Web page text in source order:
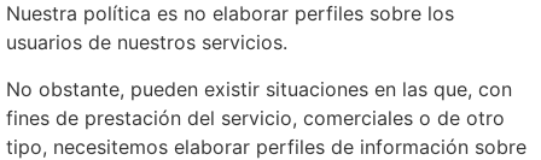
Nuestra política es no elaborar perfiles sobre los
usuarios de nuestros servicios.
No obstante, pueden existir situaciones en las que, con
fines de prestación del servicio, comerciales o de otro
tipo, necesitemos elaborar perfiles de información sobre